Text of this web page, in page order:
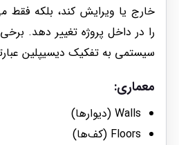
خارج یا ویرایش کند، بلکه فقط
را در داخل پروژه تغییر دهد.
سیستمی به تفکیک دیسیپلین
معماری:
Walls (دیوارها)
Floors (کف‌ها)